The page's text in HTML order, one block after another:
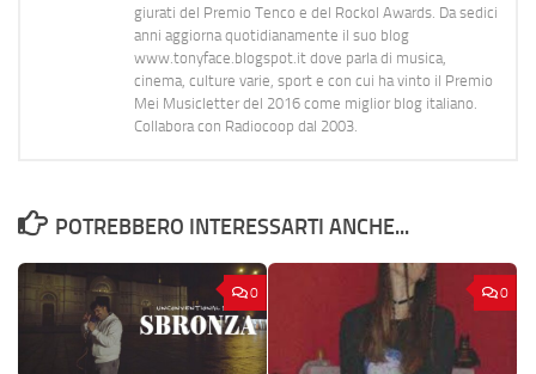
giurati del Premio Tenco e del Rockol Awards. Da sedici
anni aggiorna quotidianamente il suo blog
www.tonyface.blogspot.it dove parla di musica,
cinema, culture varie, sport e con cui ha vinto il Premio
Mei Musicletter del 2016 come miglior blog italiano.
Collabora con Radiocoop dal 2003.
POTREBBERO INTERESSARTI ANCHE...
0 0